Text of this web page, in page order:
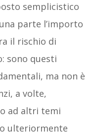
semplicistico
parte l’importo
il rischio di
sono questi
ma non è
a volte,
ad altri temi
ulteriormente